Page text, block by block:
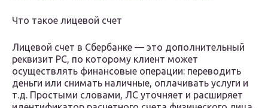
Что такое лицевой счет
Лицевой счет в Сбербанке — это дополнительный
реквизит РС, по которому клиент может
осуществлять финансовые операции: переводить
деньги или снимать наличные, оплачивать услуги и
т.д. Простыми словами, ЛС уточняет и расширяет